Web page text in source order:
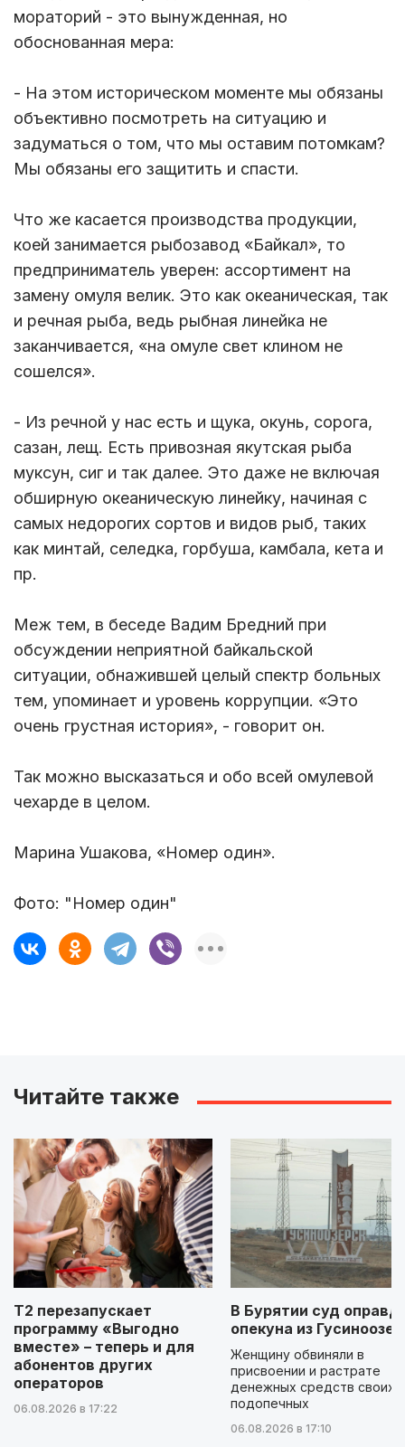
мораторий - это вынужденная, но
обоснованная мера:
- На этом историческом моменте мы обязаны
объективно посмотреть на ситуацию и
задуматься о том, что мы оставим потомкам?
Мы обязаны его защитить и спасти.
Что же касается производства продукции,
коей занимается рыбозавод «Байкал», то
предприниматель уверен: ассортимент на
замену омуля велик. Это как океаническая, так
и речная рыба, ведь рыбная линейка не
заканчивается, «на омуле свет клином не
сошелся».
- Из речной у нас есть и щука, окунь, сорога,
сазан, лещ. Есть привозная якутская рыба
муксун, сиг и так далее. Это даже не включая
обширную океаническую линейку, начиная с
самых недорогих сортов и видов рыб, таких
как минтай, селедка, горбуша, камбала, кета и
пр.
Меж тем, в беседе Вадим Бредний при
обсуждении неприятной байкальской
ситуации, обнажившей целый спектр больных
тем, упоминает и уровень коррупции. «Это
очень грустная история», - говорит он.
Так можно высказаться и обо всей омулевой
чехарде в целом.
Марина Ушакова, «Номер один».
Фото: "Номер один"
Читайте также
Т2 перезапускает
программу «Выгодно
вместе» – теперь и для
абонентов других
операторов
06.08.2026 в 17:22
В Бурятии суд
опекуна из
Женщину обвиняли в
присвоении и растрате
денежных средств своих
подопечных
06.08.2026 в 17:10